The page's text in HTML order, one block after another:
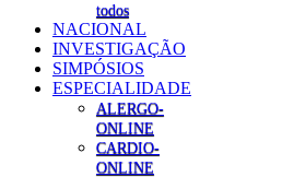
todos
NACIONAL
INVESTIGAÇÃO
SIMPÓSIOS
ESPECIALIDADE
ALERGO-
ONLINE
CARDIO-
ONLINE